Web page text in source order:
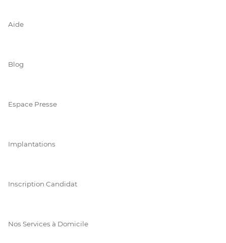
Aide
Blog
Espace Presse
Implantations
Inscription Candidat
Nos Services à Domicile